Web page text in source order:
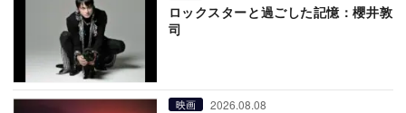
ロックスターと過ごした記憶：櫻井敦
司
映画 2026.08.08